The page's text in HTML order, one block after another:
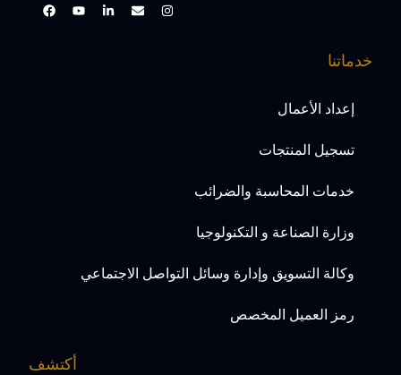
خدماتنا
إعداد الأعمال
تسجيل المنتجات
خدمات المحاسبة والضرائب
وزارة الصناعة و التكنولوجيا
وكالة التسويق وإدارة وسائل التواصل الاجتماعي
رمز العميل المخصص
أكتشف